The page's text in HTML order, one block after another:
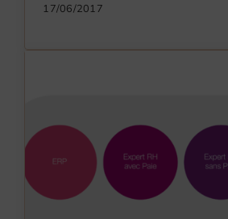
17/06/2017